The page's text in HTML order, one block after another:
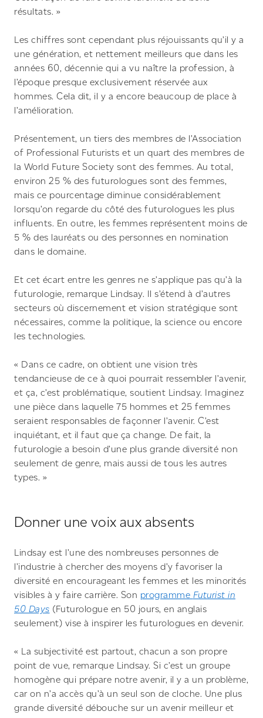
résultats. »
Les chiffres sont cependant plus réjouissants qu’il y a
une génération, et nettement meilleurs que dans les
années 60, décennie qui a vu naître la profession, à
l’époque presque exclusivement réservée aux
hommes. Cela dit, il y a encore beaucoup de place à
l’amélioration.
Présentement, un tiers des membres de l’Association
of Professional Futurists et un quart des membres de
la World Future Society sont des femmes. Au total,
environ 25 % des futurologues sont des femmes,
mais ce pourcentage diminue considérablement
lorsqu’on regarde du côté des futurologues les plus
influents. En outre, les femmes représentent moins de
5 % des lauréats ou des personnes en nomination
dans le domaine.
Et cet écart entre les genres ne s’applique pas qu’à la
futurologie, remarque Lindsay. Il s’étend à d’autres
secteurs où discernement et vision stratégique sont
nécessaires, comme la politique, la science ou encore
les technologies.
« Dans ce cadre, on obtient une vision très
tendancieuse de ce à quoi pourrait ressembler l’avenir,
et ça, c’est problématique, soutient Lindsay. Imaginez
une pièce dans laquelle 75 hommes et 25 femmes
seraient responsables de façonner l’avenir. C’est
inquiétant, et il faut que ça change. De fait, la
futurologie a besoin d’une plus grande diversité non
seulement de genre, mais aussi de tous les autres
types. »
Donner une voix aux absents
Lindsay est l’une des nombreuses personnes de
l’industrie à chercher des moyens d’y favoriser la
diversité en encourageant les femmes et les minorités
visibles à y faire carrière. Son programme Futurist in
50 Days (Futurologue en 50 jours, en anglais
seulement) vise à inspirer les futurologues en devenir.
« La subjectivité est partout, chacun a son propre
point de vue, remarque Lindsay. Si c’est un groupe
homogène qui prépare notre avenir, il y a un problème,
car on n’a accès qu’à un seul son de cloche. Une plus
grande diversité débouche sur un avenir meilleur et